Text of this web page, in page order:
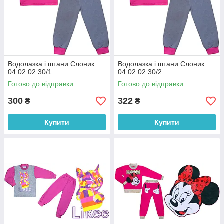
При дотриманні
нескладних
правил прання
одяг не линяє і
не "сідає".
Продаж великої
кількості виробів
за прийнятною
вартістю.
Вибрати костюм
СПД «Холостенко С. Ф.» —
продукція з любов'ю!
1
Завжди в
наявності
дитячий
трикотаж.
3
Продаж оптом і в
роздріб,
спецпредлжения.
Водолазка і штани Слоник
04.02.02 30/1
Готово до відправки
300 ₴
Купити
Водолазка і штани Слоник
04.02.02 30/2
Готово до відправки
322 ₴
Купити